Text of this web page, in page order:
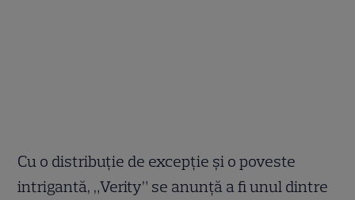
Cu o distribuție de excepție și o poveste
intrigantă, „Verity” se anunță a fi unul dintre